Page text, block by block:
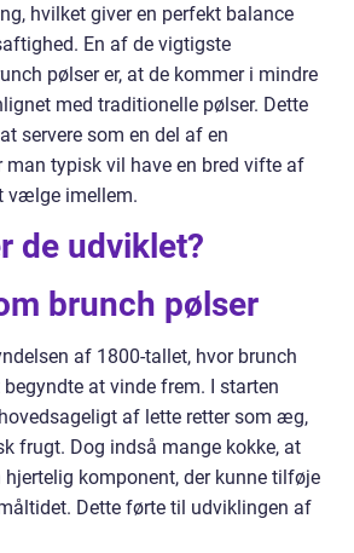
hvilket giver en perfekt balance
En af de vigtigste
pølser er, at de kommer i mindre
med traditionelle pølser. Dette
servere som en del af en
man typisk vil have en bred vifte af
vælge imellem.
de udviklet?
brunch pølser
af 1800-tallet, hvor brunch
at vinde frem. I starten
af lette retter som æg,
frugt. Dog indså mange kokke, at
hjertelig komponent, der kunne tilføje
Dette førte til udviklingen af